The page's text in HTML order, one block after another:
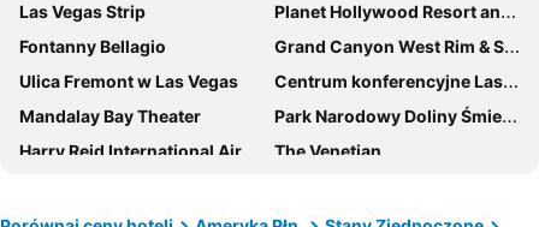
Vdara Hotel & Spa
Circa Resort & Casino - Adults Only
Serene Vegas Boutique Hotel Las Vegas
Ellis Island Hotel Casino & Brewery
Four Queens Hotel and Casino
Mardi Gras Hotel & Casino
Residence Inn by Marriott Las Vegas Convention Center
Fremont Hotel & Casino
Ahern Hotel and Event Center
Alexis Park All Suite Resort
Las Vegas Strip
Planet Hollywood Resort and Casino
Fontanny Bellagio
Grand Canyon West Rim & Skywalk
Ulica Fremont w Las Vegas
Centrum konferencyjne Las Vegas
Mandalay Bay Theater
Park Narodowy Doliny Śmierci
Harry Reid International Airport
The Venetian
West Las Vegas
The Colosseum at Caesars Palace